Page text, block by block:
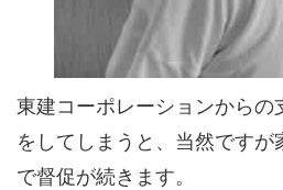
東建コーポレーションからの
をしてしまうと、当然ですが
で督促が続きます。